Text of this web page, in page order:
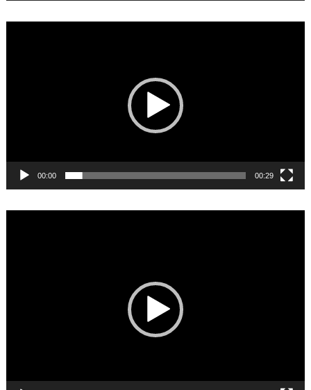
00:00 00:29